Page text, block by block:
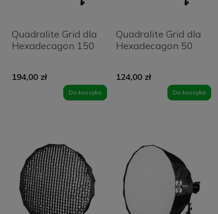
Quadralite Grid dla
Hexadecagon 150
194,00 zł
Do koszyka
Quadralite Grid dla
Hexadecagon 50
124,00 zł
Do koszyka